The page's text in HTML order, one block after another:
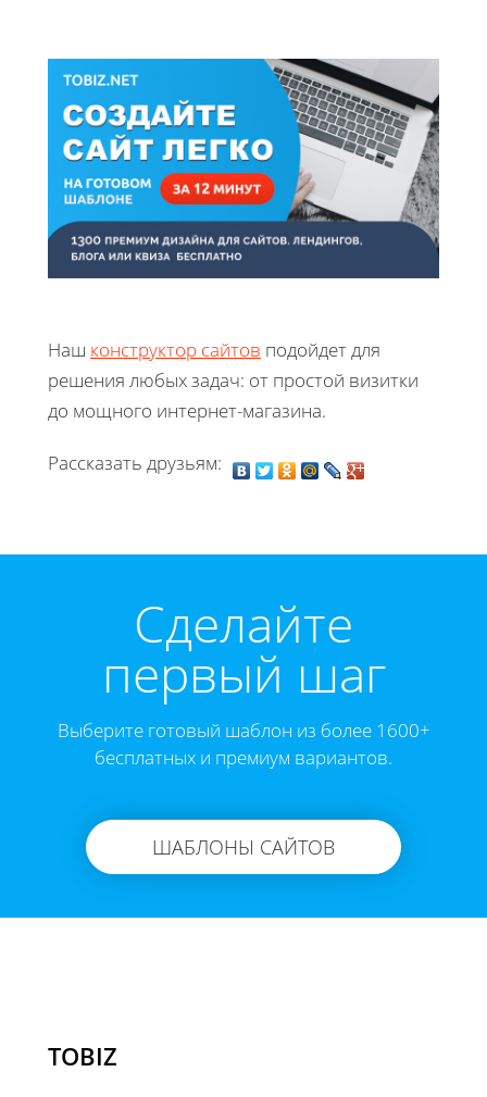
Наш конструктор сайтов подойдет для
решения любых задач: от простой визитки
до мощного интернет-магазина.
Рассказать друзьям:
Cделайте
первый шаг
Выберите готовый шаблон из более 1600+
бесплатных и премиум вариантов.
ШАБЛОНЫ САЙТОВ
TOBIZ